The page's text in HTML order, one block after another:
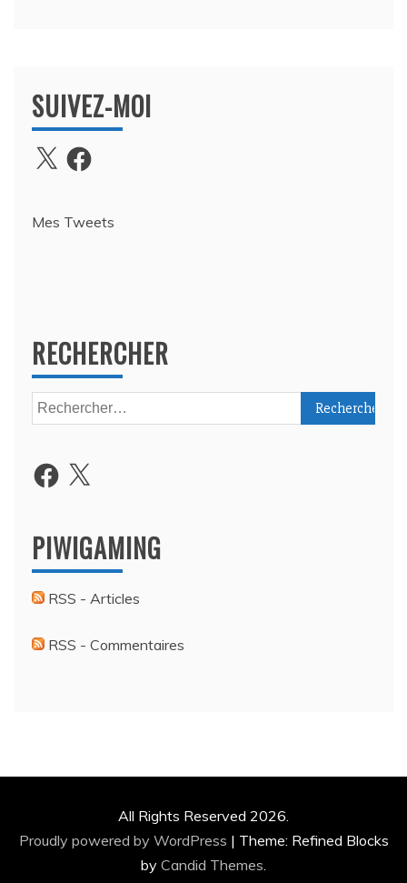
SUIVEZ-MOI
X Facebook
Mes Tweets
RECHERCHER
Rechercher :
Facebook
X
PIWIGAMING
RSS - Articles
RSS - Commentaires
All Rights Reserved 2026.
Proudly powered by WordPress | Theme: Refined Blocks
by Candid Themes.